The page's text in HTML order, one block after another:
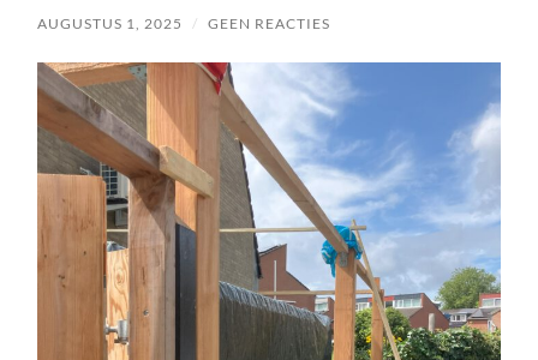
AUGUSTUS 1, 2025 / GEEN REACTIES